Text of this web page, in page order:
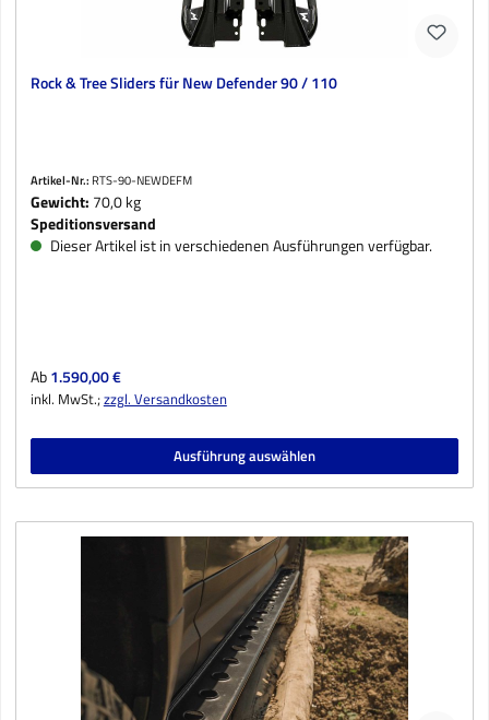
Rock & Tree Sliders für New Defender 90 / 110
Artikel-Nr.: RTS-90-NEWDEFM
Gewicht: 70,0 kg
Speditionsversand
Dieser Artikel ist in verschiedenen Ausführungen verfügbar.
Regulärer Preis:
Ab1.590,00 €
inkl. MwSt.;zzgl. Versandkosten
Ausführung auswählen